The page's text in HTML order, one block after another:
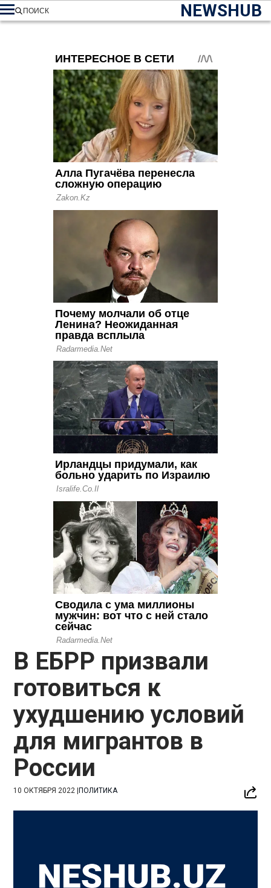
NEWSHUB
ПОИСК
В ЕБРР призвали
готовиться к
ухудшению условий
для мигрантов в
России
10 ОКТЯБРЯ 2022 |ПОЛИТИКА